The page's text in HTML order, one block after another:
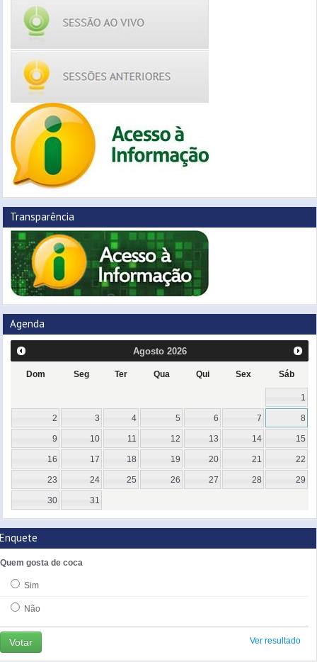
Transparência
Agenda
Agosto 2026
Dom Seg Ter Qua Qui Sex Sáb
1
2 3 4 5 6 7 8
9 10 11 12 13 14 15
16 17 18 19 20 21 22
23 24 25 26 27 28 29
30 31
Enquete
Quem gosta de coca
Sim
Não
Votar Ver resultado